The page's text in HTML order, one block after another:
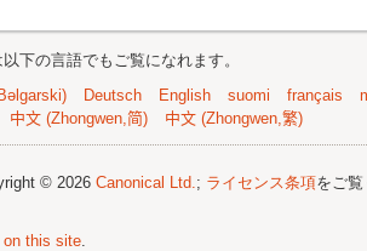
下の言語でもご覧になれます。
Deutsch English suomi français
中文 (Zhongwen,简) 中文 (Zhongwen,繁)
© 2026 Canonical Ltd.; ライセンス条項をご
on this site.